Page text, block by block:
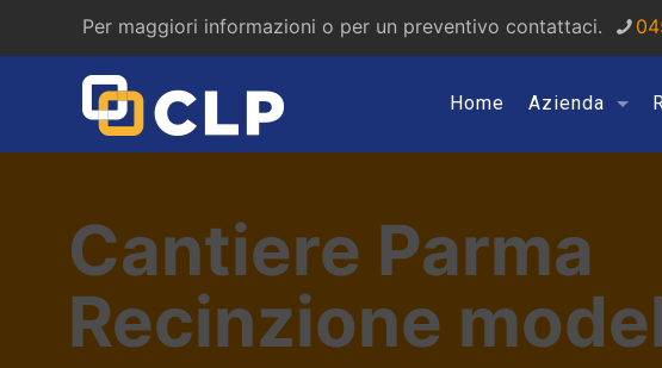
Per maggiori informazioni o per un preventivo contattaci.
Home Azienda
Cantiere Parma
Recinzione